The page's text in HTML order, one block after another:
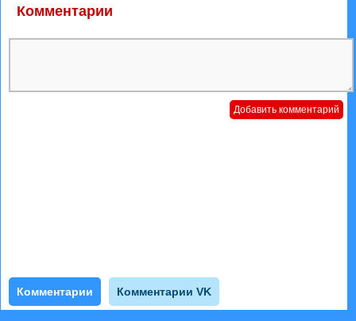
Комментарии
Комментарии Комментарии VK